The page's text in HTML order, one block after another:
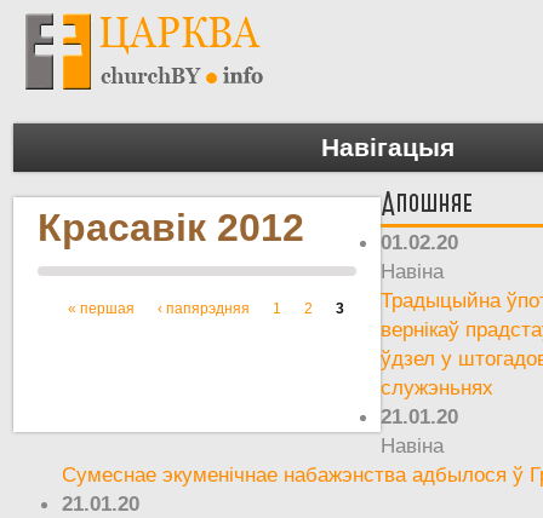
Навігацыя
Красавік 2012
Старонкі
« першая ‹ папярэдняя 1 2 3
Апошняе
01.02.20
Навіна
Традыцыйна
вернікаў
ўдзел у
служэньнях
21.01.20
Навіна
Сумеснае экуменічнае набажэнства адбылося ў
21.01.20